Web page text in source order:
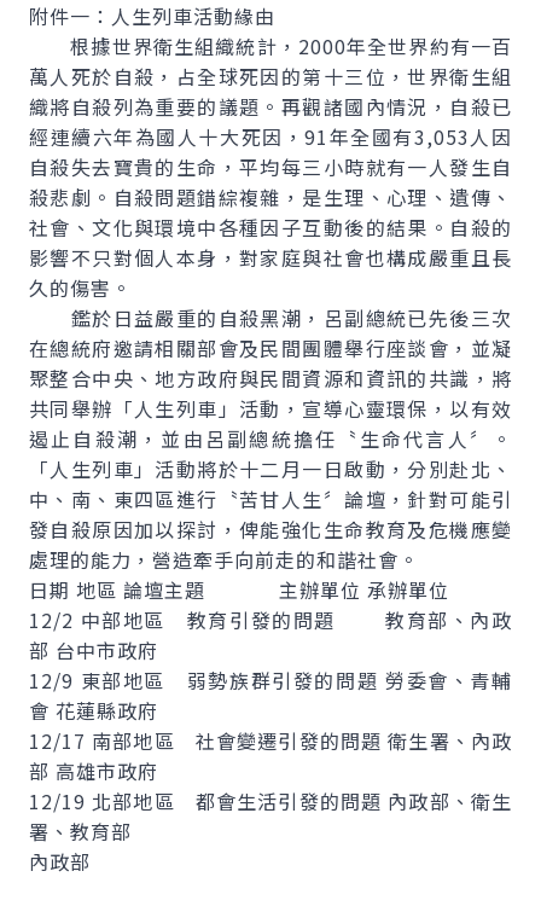
附件一：人生列車活動緣由
根據世界衛生組織統計，2000年全世界約有一百
萬人死於自殺，占全球死因的第十三位，世界衛生組
織將自殺列為重要的議題。再觀諸國內情況，自殺已
經連續六年為國人十大死因，91年全國有3,053人因
自殺失去寶貴的生命，平均每三小時就有一人發生自
殺悲劇。自殺問題錯綜複雜，是生理、心理、遺傳、
社會、文化與環境中各種因子互動後的結果。自殺的
影響不只對個人本身，對家庭與社會也構成嚴重且長
久的傷害。
鑑於日益嚴重的自殺黑潮，呂副總統已先後三次
在總統府邀請相關部會及民間團體舉行座談會，並凝
聚整合中央、地方政府與民間資源和資訊的共識，將
共同舉辦「人生列車」活動，宣導心靈環保，以有效
遏止自殺潮，並由呂副總統擔任〝生命代言人〞。
「人生列車」活動將於十二月一日啟動，分別赴北、
中、南、東四區進行〝苦甘人生〞論壇，針對可能引
發自殺原因加以探討，俾能強化生命教育及危機應變
處理的能力，營造牽手向前走的和諧社會。
日期 地區 論壇主題 主辦單位 承辦單位
12/2 中部地區 教育引發的問題 教育部、內政
部 台中市政府
12/9 東部地區 弱勢族群引發的問題 勞委會、青輔
會 花蓮縣政府
12/17 南部地區 社會變遷引發的問題 衛生署、內政
部 高雄市政府
12/19 北部地區 都會生活引發的問題 內政部、衛生
署、教育部
內政部